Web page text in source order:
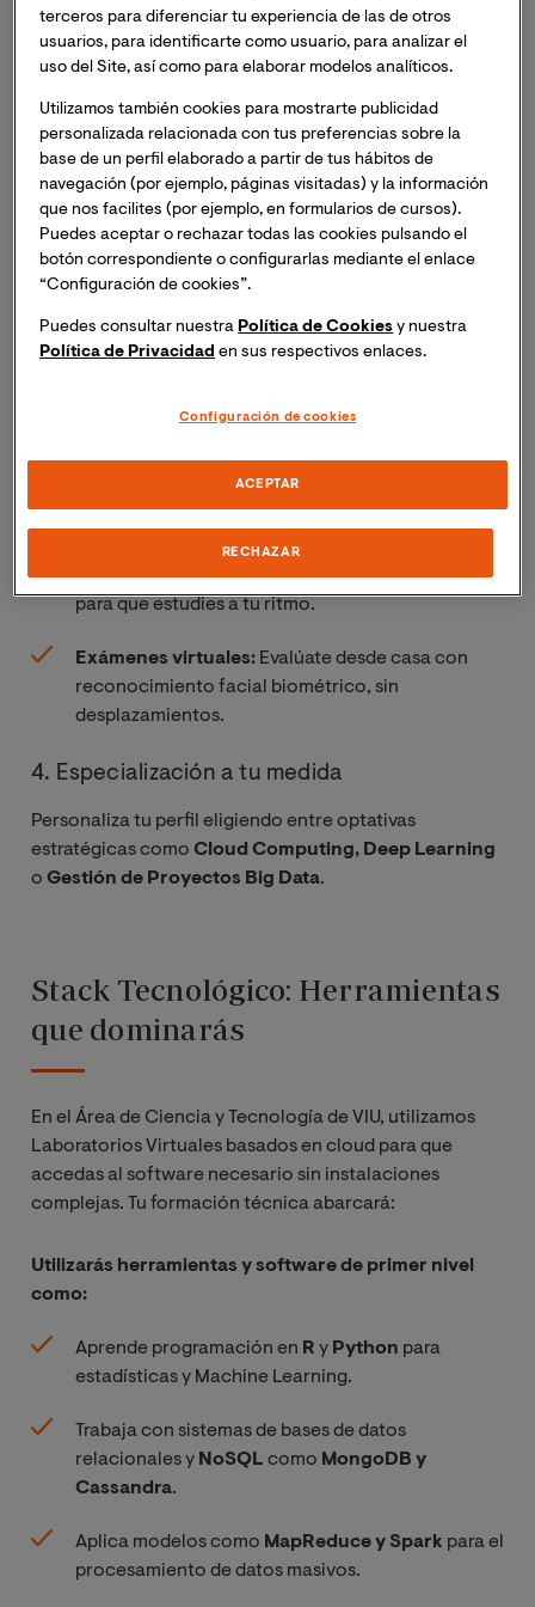
gracias a nuestra colaboración conDrivenData,
perfeccionando tus habilidades en escenarios de
mercado auténticos.
2. Stack Tecnológico de Vanguardia
Domina las herramientas que piden las ofertas de
empleo hoy:Hadoop, Spark, Tableau, Python y R
Accede a nuestros Laboratorios Virtuales desde
cualquier dispositivo sin necesidad de equipos
potentes.
3. Flexibilidad para el profesional activo
Clases bidireccionales en directo:
especializados y profesionales en activo, así
como con tus compañeros en tiempo real.
¿Reunión de trabajo? No hay
problema. Todas las sesiones quedan grabadas
para que estudies a tu ritmo.
Exámenes virtuales: Evalúate desde casa con
reconocimiento facial biométrico, sin
desplazamientos.
4. Especialización a tu medida
Personaliza tu perfil eligiendo entre optativas
estratégicas como Cloud Computing, Deep Learning
o Gestión de Proyectos Big Data.
Stack Tecnológico: Herramientas
que dominarás
En el Área de Ciencia y Tecnología de VIU, utilizamos
Laboratorios Virtuales basados en cloud para que
accedas al software necesario sin instalaciones
complejas. Tu formación técnica abarcará:
Utilizarás herramientas y software de primer nivel
como:
Aprende programación en R y Python para
estadísticas y Machine Learning.
Trabaja con sistemas de bases de datos
relacionales y NoSQL como MongoDB y
Cassandra.
Aplica modelos como MapReduce y Spark para el
procesamiento de datos masivos.
terceros para diferenciar tu experiencia de las de otros
usuarios, para identificarte como usuario, para analizar el
uso del Site, así como para elaborar modelos analíticos.
Utilizamos también cookies para mostrarte publicidad
personalizada relacionada con tus preferencias sobre la
base de un perfil elaborado a partir de tus hábitos de
navegación (por ejemplo, páginas visitadas) y la información
que nos facilites (por ejemplo, en formularios de cursos).
Puedes aceptar o rechazar todas las cookies pulsando el
botón correspondiente o configurarlas mediante el enlace
“Configuración de cookies”.
Puedes consultar nuestra Política de Cookies y nuestra
Política de Privacidad en sus respectivos enlaces.
Configuración de cookies
RECHAZAR
ACEPTAR